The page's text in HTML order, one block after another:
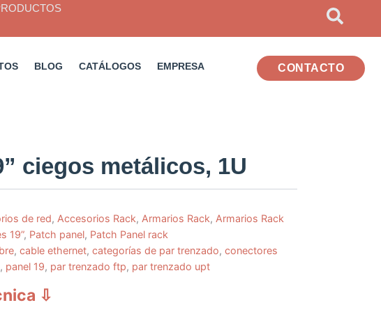
BLOG CATÁLOGOS EMPRESA CONTACTO
ciegos metálicos, 1U
de red, Accesorios Rack, Armarios Rack, Armarios Rack
19”, Patch panel, Patch Panel rack
, cable ethernet, categorías de par trenzado, conectores
, panel 19, par trenzado ftp, par trenzado upt
⇩